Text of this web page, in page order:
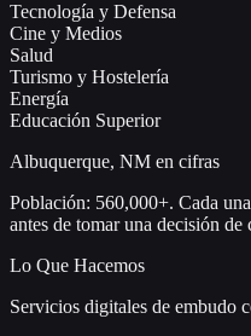
Tecnología y Defensa
Cine y Medios
Salud
Turismo y Hostelería
Energía
Educación Superior
Albuquerque, NM en cifras
Población: 560,000+. Cada
antes de tomar una decisión
Lo Que Hacemos
Servicios digitales de embudo